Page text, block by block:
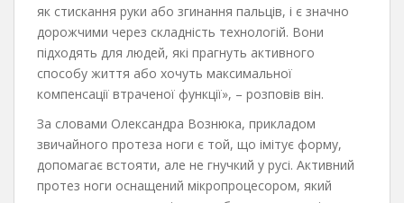
як стискання руки або згинання пальців, і є значно
дорожчими через складність технологій. Вони
підходять для людей, які прагнуть активного
способу життя або хочуть максимальної
компенсації втраченої функції», – розповів він.
За словами Олександра Вознюка, прикладом
звичайного протеза ноги є той, що імітує форму,
допомагає встояти, але не гнучкий у русі. Активний
протез ноги оснащений мікропроцесором, який